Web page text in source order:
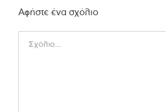
Αφήστε ένα σχόλιο